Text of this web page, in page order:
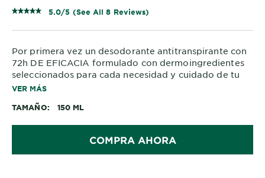
5.0/5 (See All 8 Reviews)
Por primera vez un desodorante antitranspirante con
72h DE EFICACIA formulado con dermoingredientes
seleccionados para cada necesidad y cuidado de tu
piel.
Enriquecido con NIACINAMIDA.
ANTI-MANCHAS en la ropa negra, blanca y de color.
VER MÁS
TAMAÑO 150 ML
COMPRA AHORA